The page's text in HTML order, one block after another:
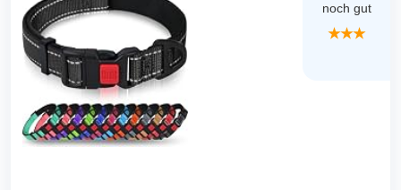
noch gut
★★★